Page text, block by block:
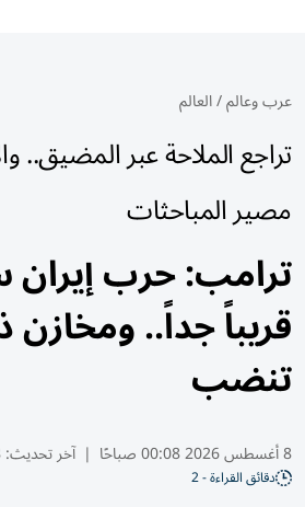
عرب وعالم/العالم
تراجع الملاحة عبر المضيق..
مصير المباحثات
ترامب: حرب
قريباً جداً.. ومخازن
تنضب
8 أغسطس 2026 00:08 صباحًا | آخر تحديث:8
دقائق القراءة - 2